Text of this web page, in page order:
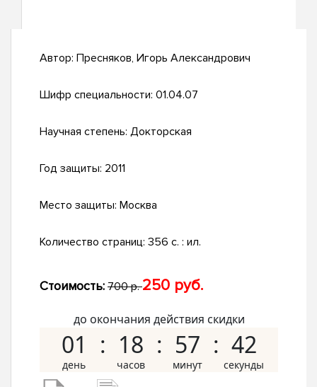
Автор: Пресняков, Игорь Александрович
Шифр специальности: 01.04.07
Научная степень: Докторская
Год защиты: 2011
Место защиты: Москва
Количество страниц: 356 с. : ил.
Стоимость: 700 р.250 руб.
до окончания действия скидки
01 18 57 42